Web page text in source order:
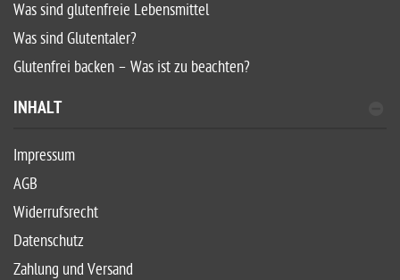
Was sind glutenfreie Lebensmittel
Was sind Glutentaler?
Glutenfrei backen – Was ist zu beachten?
INHALT
Impressum
AGB
Widerrufsrecht
Datenschutz
Zahlung und Versand